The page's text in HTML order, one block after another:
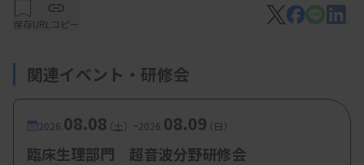
・会員：無料、非会員5000円
保存URLコピー
関連イベント・研修会
2026. 08.08（土） -2026. 08.09（日）
臨床生理部門 超音波分野研修会